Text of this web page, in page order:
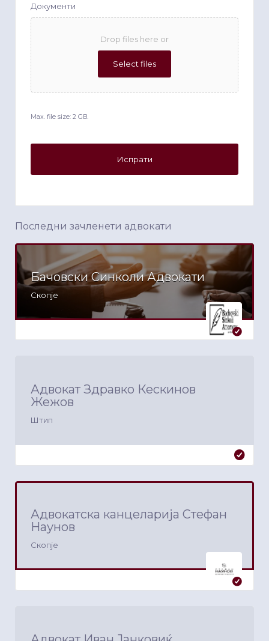
Документи
Drop files here or
Select files
Max. file size: 2 GB.
Последни зачленети адвокати
Бачовски Синколи Адвокати
Скопје
Адвокат Здравко Кескинов
Жежов
Штип
Адвокатска канцеларија Стефан
Наунов
Скопје